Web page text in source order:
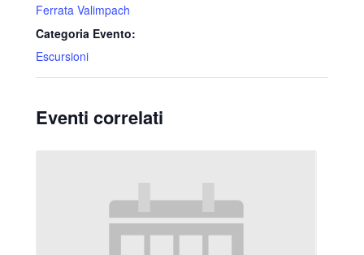
Ferrata Valimpach
Categoria Evento:
Escursioni
Eventi correlati